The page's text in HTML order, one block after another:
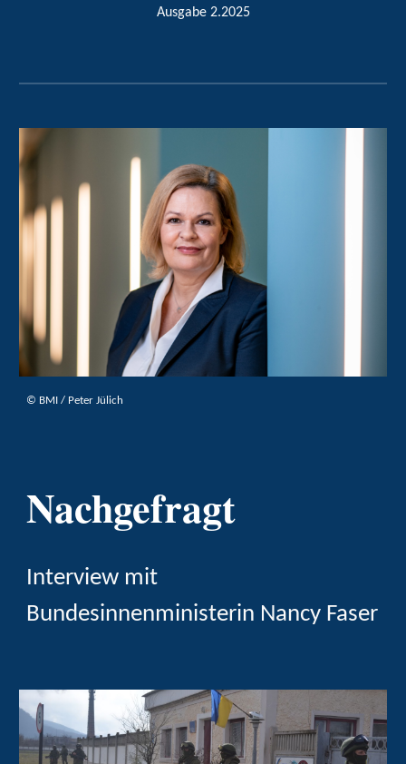
Ausgabe 2.2025
© BMI / Peter Jülich
Nachgefragt
Interview mit
Bundesinnenministerin Nancy Faser